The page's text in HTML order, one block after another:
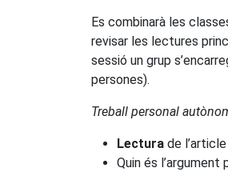
Es combinarà les
revisar les lectures
sessió un grup
persones).
Treball personal
Lectura de
Quin és l’argument